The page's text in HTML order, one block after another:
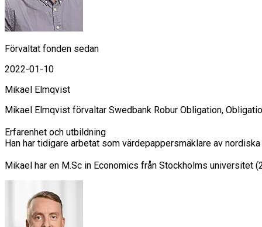
Förvaltat fonden sedan
2022-01-10
Mikael Elmqvist
Mikael Elmqvist förvaltar Swedbank Robur Obligation,
Erfarenhet och utbildning
Han har tidigare arbetat som värdepappersmäklare av
Mikael har en M.Sc in Economics från Stockholms universitet